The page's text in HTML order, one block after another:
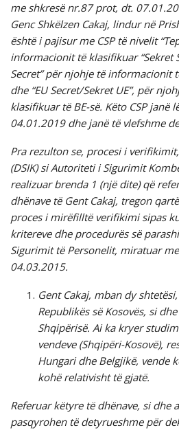
me shkresë nr.87 prot, dt.
Genc Shkëlzen Cakaj, lindur në
është i pajisur me CSP të nivelit
informacionit të klasifikuar “Sekret
Secret” për njohje të informacionit
dhe “EU Secret/Sekret UE”, për
klasifikuar të BE-së. Këto CSP janë
04.01.2019 dhe janë të vlefshme
Pra rezulton se, procesi i
(DSIK) si Autoriteti i Sigurimit
realizuar brenda 1 (një dite) që
dhënave të Gent Cakaj, tregon
proces i mirëfilltë verifikimi sipas
kritereve dhe procedurës së
Sigurimit të Personelit, miratuar
04.03.2015.
Gent Cakaj, mban dy
Republikës së Kosovës, si
Shqipërisë. Ai ka kryer
vendeve (Shqipëri-Kosovë),
Hungari dhe Belgjikë, vende
kohë relativisht të gjatë.
Referuar këtyre të dhënave, si dhe
pasqyrohen të detyrueshme për